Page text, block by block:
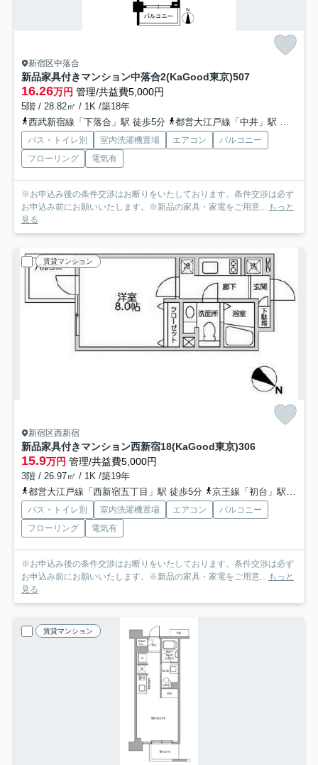
新宿区中落合
新品家具付きマンション中落合2(KaGood東京)507
16.26万円 管理/共益費5,000円
5階 / 28.82㎡ / 1K /築18年
西武新宿線「下落合」駅 徒歩5分
都営大江戸線「中井」駅 徒歩7分
バス・トイレ別 室内洗濯機置場 エアコン
バルコニー
フローリング
電気有
※お申込み後の条件交渉はお断りをいたしております。条件交渉は必ず
お申込み前にお願いいたします。※新品の家具・家電をご用意...
もっと
見る
賃貸マンション
新宿区西新宿
新品家具付きマンション西新宿18(KaGood東京)306
15.9万円 管理/共益費5,000円
3階 / 26.97㎡ / 1K /築19年
都営大江戸線「西新宿五丁目」駅 徒歩5分
京王線「初台」駅 徒歩10分
バス・トイレ別 室内洗濯機置場 エアコン
バルコニー
フローリング
電気有
※お申込み後の条件交渉はお断りをいたしております。条件交渉は必ず
お申込み前にお願いいたします。※新品の家具・家電をご用意...
もっと
見る
賃貸マンション